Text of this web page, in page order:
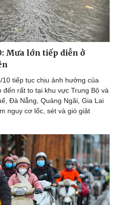
Mưa lớn tiếp diễn ở
tiếp tục chịu ảnh hưởng của
rất to tại khu vực Trung Bộ và
Đà Nẵng, Quảng Ngãi, Gia Lai
nguy cơ lốc, sét và gió giật